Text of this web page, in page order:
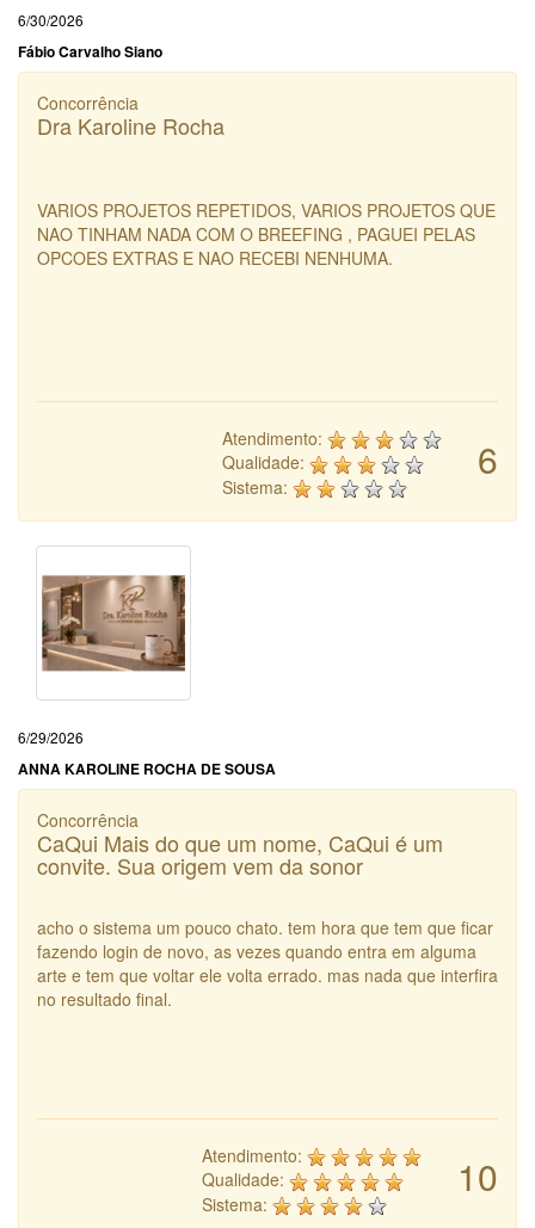
6/30/2026
Fábio Carvalho Siano
Concorrência
Dra Karoline Rocha
VARIOS PROJETOS REPETIDOS, VARIOS PROJETOS QUE
NAO TINHAM NADA COM O BREEFING , PAGUEI PELAS
OPCOES EXTRAS E NAO RECEBI NENHUMA.
6
Atendimento:
Qualidade:
Sistema:
6/29/2026
ANNA KAROLINE ROCHA DE SOUSA
Concorrência
CaQui Mais do que um nome, CaQui é um
convite. Sua origem vem da sonor
acho o sistema um pouco chato. tem hora que tem que ficar
fazendo login de novo, as vezes quando entra em alguma
arte e tem que voltar ele volta errado. mas nada que interfira
no resultado final.
10
Atendimento:
Qualidade:
Sistema: